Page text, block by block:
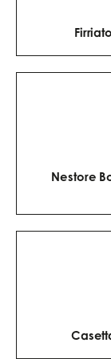
Firriato
Nestore